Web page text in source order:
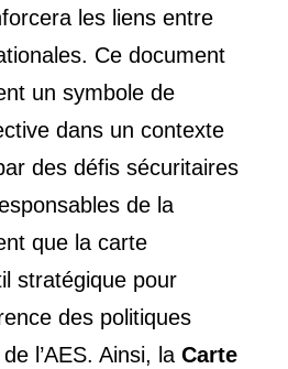
les liens entre
Ce document
un symbole de
dans un contexte
des défis sécuritaires
de la
que la carte
stratégique pour
des politiques
l’AES. Ainsi, la Carte